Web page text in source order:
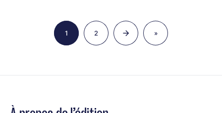
Page
1 Page
2
Dernière
page
»